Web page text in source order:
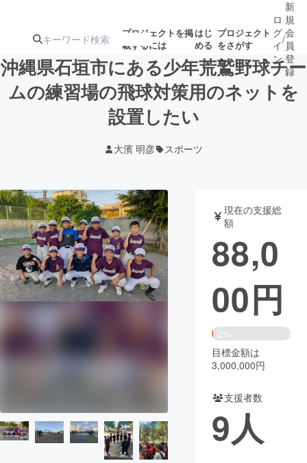
プロジェクトを掲
載するには
はじ
める
プロジェクト
をさがす
注目の新着プロ募集終了が近いプ
テクノロジー・ガジェット
映像・映画 書籍・雑誌
ビジネス・起業 チャレンジ
まちづくり・地域活性化
CAMPFIRE Creation
コミュニティ
ロ
グ
イ
ン
/
新
規
会
員
登
録
沖縄県石垣市にある少年荒鷲野球チー
ムの練習場の飛球対策用のネットを
設置したい
大濱 明彦 スポーツ
現在の支援総
額
88,0
00円
2%
目標金額は
3,000,000円
支援者数
9人